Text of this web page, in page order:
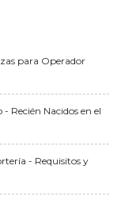
para Operador
Recién Nacidos en el
- Requisitos y